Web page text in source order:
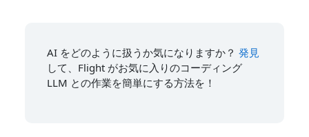
AI をどのように扱うか気になりますか？ 発見
して、Flight がお気に入りのコーディング
LLM との作業を簡単にする方法を！